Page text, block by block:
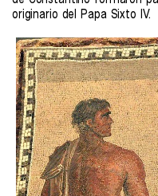
originario del Papa Sixto IV.